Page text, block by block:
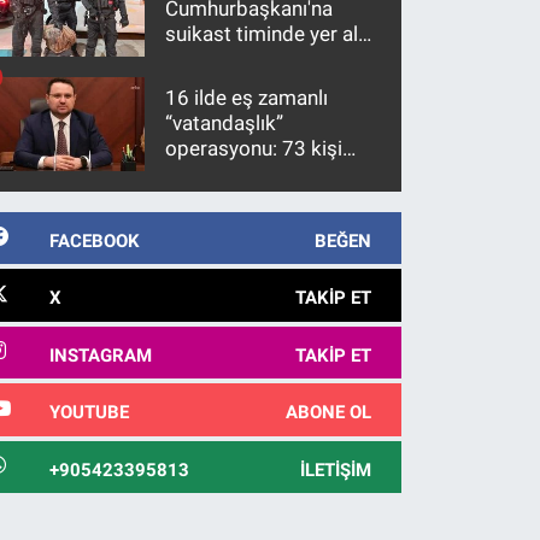
Cumhurbaşkanı'na
suikast timinde yer alan
10 yıl sonra yakalandı
16 ilde eş zamanlı
“vatandaşlık”
operasyonu: 73 kişi
FACEBOOK BEĞEN
X TAKIP ET
INSTAGRAM TAKIP ET
YOUTUBE ABONE OL
+905423395813 İLETIŞIM